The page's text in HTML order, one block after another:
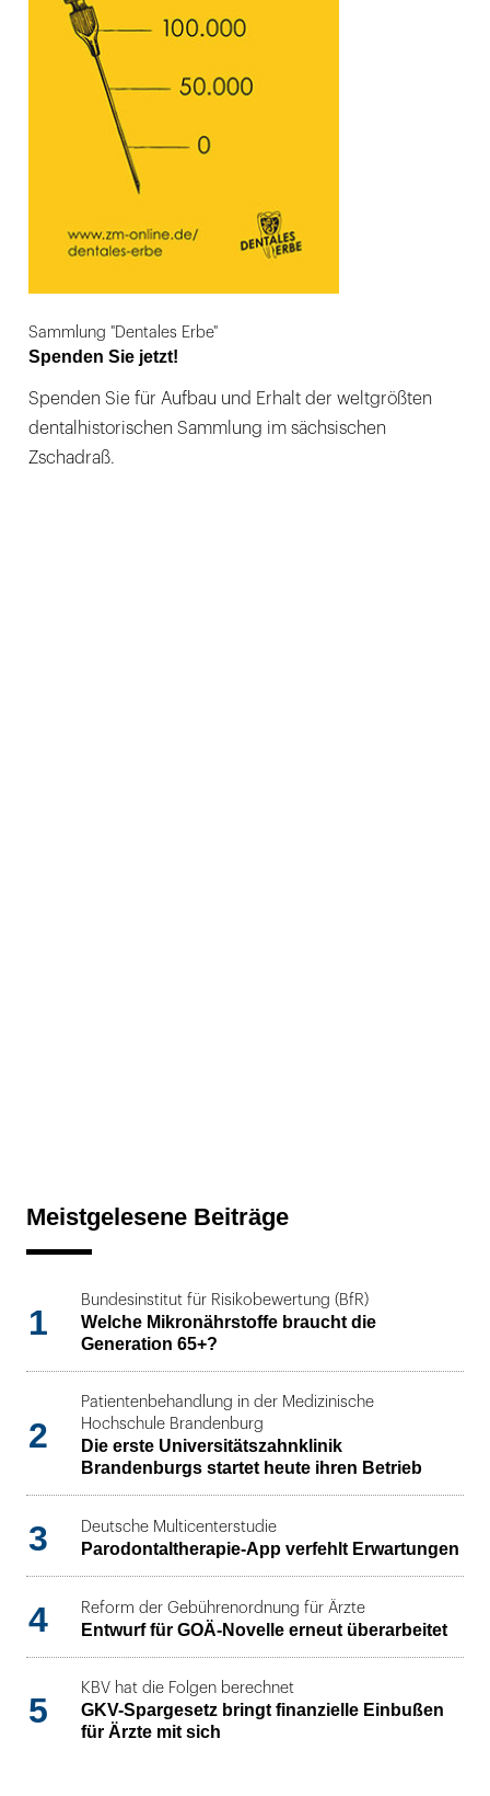
Sammlung "Dentales Erbe"
Spenden Sie jetzt!
Spenden Sie für Aufbau und Erhalt der weltgrößten
dentalhistorischen Sammlung im sächsischen
Zschadraß.
Meistgelesene Beiträge
1
Bundesinstitut für Risikobewertung (BfR)
Welche Mikronährstoffe braucht die
Generation 65+?
2
Patientenbehandlung in der Medizinische
Hochschule Brandenburg
Die erste Universitätszahnklinik
Brandenburgs startet heute ihren Betrieb
3 Deutsche Multicenterstudie
Parodontaltherapie-App verfehlt Erwartungen
4 Reform der Gebührenordnung für Ärzte
Entwurf für GOÄ-Novelle erneut überarbeitet
5
KBV hat die Folgen berechnet
GKV-Spargesetz bringt finanzielle Einbußen
für Ärzte mit sich